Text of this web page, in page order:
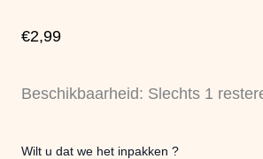
€2,99
Beschikbaarheid: Slechts 1
Wilt u dat we het inpakken ?